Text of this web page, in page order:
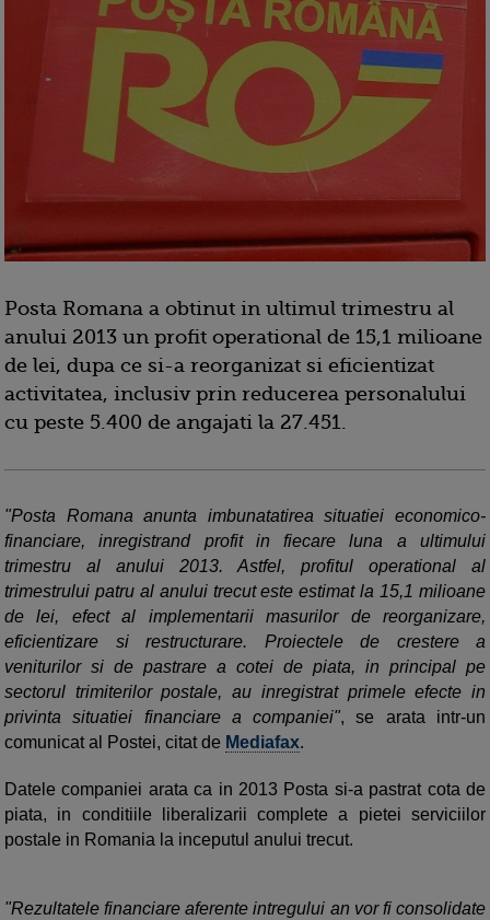
Posta Romana a obtinut in ultimul trimestru al
anului 2013 un profit operational de 15,1 milioane
de lei, dupa ce si-a reorganizat si eficientizat
activitatea, inclusiv prin reducerea personalului
cu peste 5.400 de angajati la 27.451.
"Posta Romana anunta imbunatatirea situatiei economico-
financiare, inregistrand profit in fiecare luna a ultimului
trimestru al anului 2013. Astfel, profitul operational al
trimestrului patru al anului trecut este estimat la 15,1 milioane
de lei, efect al implementarii masurilor de reorganizare,
eficientizare si restructurare. Proiectele de crestere a
veniturilor si de pastrare a cotei de piata, in principal pe
sectorul trimiterilor postale, au inregistrat primele efecte in
privinta situatiei financiare a companiei", se arata intr-un
comunicat al Postei, citat de Mediafax.
Datele companiei arata ca in 2013 Posta si-a pastrat cota de
piata, in conditiile liberalizarii complete a pietei serviciilor
postale in Romania la inceputul anului trecut.
"Rezultatele financiare aferente intregului an vor fi consolidate